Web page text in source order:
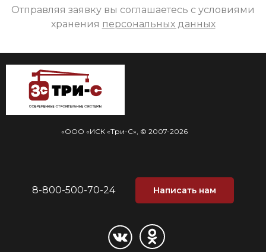
Отправляя заявку вы соглашаетесь с условиями
хранения персональных данных
«ООО «ИСК «Три-С», © 2007-2026
8-800-500-70-24 Написать нам